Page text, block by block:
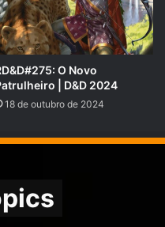
rpgnext
Group,
para também ajudar
O Novo
| D&D 2024
18 de outubro de 2024